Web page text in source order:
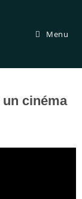
Menu
cinéma